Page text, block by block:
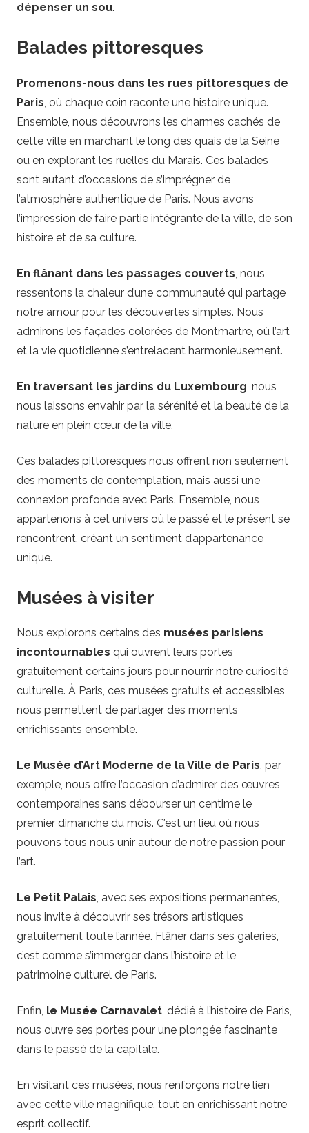
dépenser un sou.
Balades pittoresques
Promenons-nous dans les rues pittoresques de
Paris , où chaque coin raconte une histoire unique.
Ensemble, nous découvrons les charmes cachés de
cette ville en marchant le long des quais de la Seine
ou en explorant les ruelles du Marais. Ces balades
sont autant d’occasions de s’imprégner de
l’atmosphère authentique de Paris. Nous avons
l’impression de faire partie intégrante de la ville, de son
histoire et de sa culture.
En flânant dans les passages couverts , nous
ressentons la chaleur d’une communauté qui partage
notre amour pour les découvertes simples. Nous
admirons les façades colorées de Montmartre, où l’art
et la vie quotidienne s’entrelacent harmonieusement.
En traversant les jardins du Luxembourg , nous
nous laissons envahir par la sérénité et la beauté de la
nature en plein cœur de la ville.
Ces balades pittoresques nous offrent non seulement
des moments de contemplation, mais aussi une
connexion profonde avec Paris. Ensemble, nous
appartenons à cet univers où le passé et le présent se
rencontrent, créant un sentiment d’appartenance
unique.
Musées à visiter
Nous explorons certains des musées parisiens
incontournables qui ouvrent leurs portes
gratuitement certains jours pour nourrir notre curiosité
culturelle. À Paris, ces musées gratuits et accessibles
nous permettent de partager des moments
enrichissants ensemble.
Le Musée d’Art Moderne de la Ville de Paris, par
exemple, nous offre l’occasion d’admirer des œuvres
contemporaines sans débourser un centime le
premier dimanche du mois. C’est un lieu où nous
pouvons tous nous unir autour de notre passion pour
l’art.
Le Petit Palais, avec ses expositions permanentes,
nous invite à découvrir ses trésors artistiques
gratuitement toute l’année. Flâner dans ses galeries,
c’est comme s’immerger dans l’histoire et le
patrimoine culturel de Paris.
Enfin, le Musée Carnavalet, dédié à l’histoire de Paris,
nous ouvre ses portes pour une plongée fascinante
dans le passé de la capitale.
En visitant ces musées, nous renforçons notre lien
avec cette ville magnifique, tout en enrichissant notre
esprit collectif.